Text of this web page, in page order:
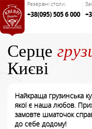
Резервні столи:
+38(095) 505 6 000
Серце
Києві
Найкраща грузинська
якої є наша любов.
замовте шматочок
до себе додому!